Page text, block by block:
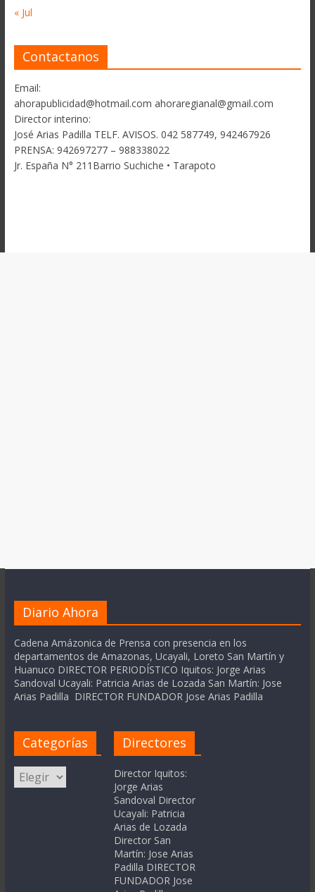
« Jul
Contactanos
Email:
ahorapublicidad@hotmail.com ahoraregianal@gmail.com
Director interino:
José Arias Padilla TELF. AVISOS. 042 587749, 942467926
PRENSA: 942697277 – 988338022
Jr. España N° 211Barrio Suchiche • Tarapoto
Diario Ahora
Cadena Amázonica de Prensa con presencia en los
departamentos de Amazonas, Ucayali, Loreto San Martín y
Huanuco DIRECTOR PERIODÍSTICO Iquitos: Jorge Arias
Sandoval Ucayali: Patricia Arias de Lozada San Martín: Jose
Arias Padilla DIRECTOR FUNDADOR Jose Arias Padilla
Categorías
Categorías
Directores
Director Iquitos:
Jorge Arias
Sandoval Director
Ucayali: Patricia
Arias de Lozada
Director San
Martín: Jose Arias
Padilla DIRECTOR
FUNDADOR Jose